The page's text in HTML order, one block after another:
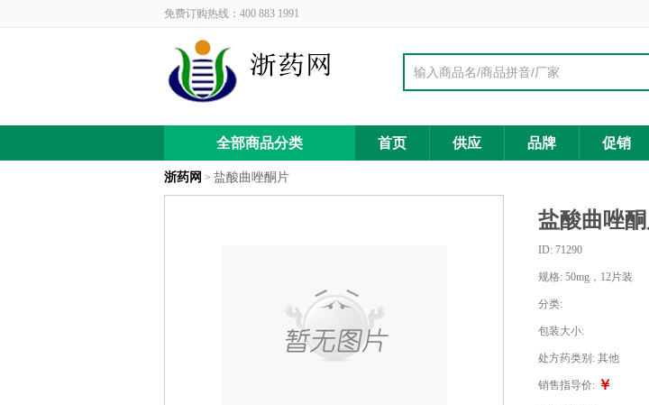
免费订购热线：400 883 1991
全部商品分类 首页 供应 品牌 促销
浙药网 > 盐酸曲唑酮片
盐酸曲唑
ID: 71290
规格: 50mg，12片装
分类:
包装大小:
处方药类别: 其他
销售指导价: ￥